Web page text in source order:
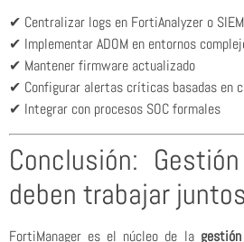
✔ Centralizar logs en FortiAnalyzer o SIEM
✔ Implementar ADOM en entornos
✔ Mantener firmware actualizado
✔ Configurar alertas críticas basadas en
✔ Integrar con procesos SOC formales
Conclusión:
deben trabajar juntos
FortiManager es el núcleo de la